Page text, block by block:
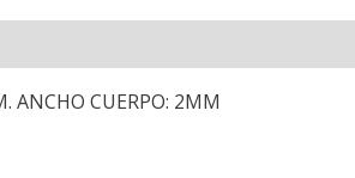
ANCHO CUERPO: 2MM